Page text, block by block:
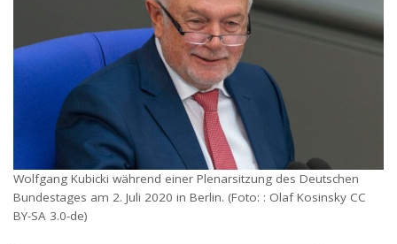
Wolfgang Kubicki während einer Plenarsitzung des Deutschen
Bundestages am 2. Juli 2020 in Berlin. (Foto: : Olaf Kosinsky CC
BY-SA 3.0-de)